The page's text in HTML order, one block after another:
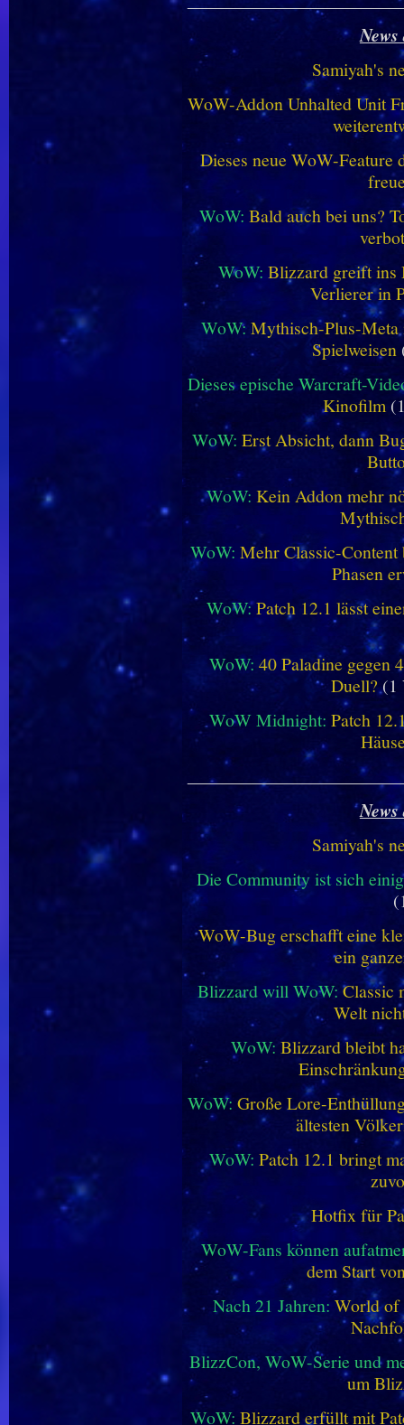
Samiyah's
WoW-Addon Unhalted Unit
Dieses neue WoW-
WoW: Bald auch bei uns?
WoW: Blizzard greift ins
Verlierer in
WoW:Mythisch-Plus-Meta
Spielweisen
Dieses epische Warcraft-
Kinofilm
WoW: Erst Absicht, dann
WoW: Kein Addon mehr
WoW: Mehr Classic-
Phasen
WoW:Patch 12.1 lässt
WoW: 40 Paladine gegen
Duell?(1
WoW Midnight: Patch
Samiyah's
Die Community ist sich
WoW-Bug erschafft eine
ein
Blizzard will WoW: Classic
Welt
WoW: Blizzard bleibt
WoW: Große Lore-
ältesten
WoW: Patch 12.1 bringt
Hotfix für
WoW-Fans können
dem Start
Nach 21 Jahren: World of
BlizzCon, WoW-Serie und
um
WoW: Blizzard erfüllt mit